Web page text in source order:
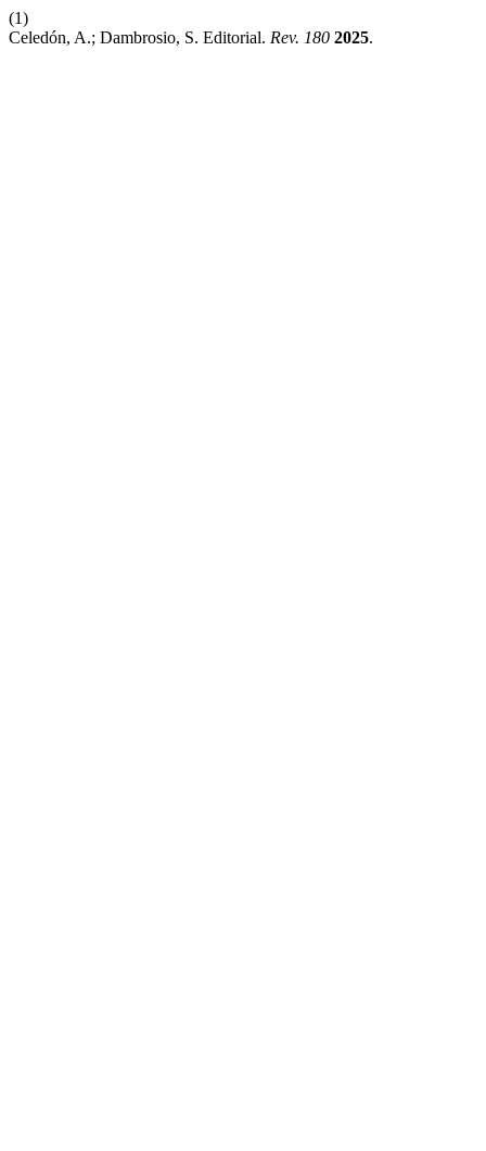
(1)
Celedón, A.; Dambrosio, S. Editorial. Rev. 180 2025.